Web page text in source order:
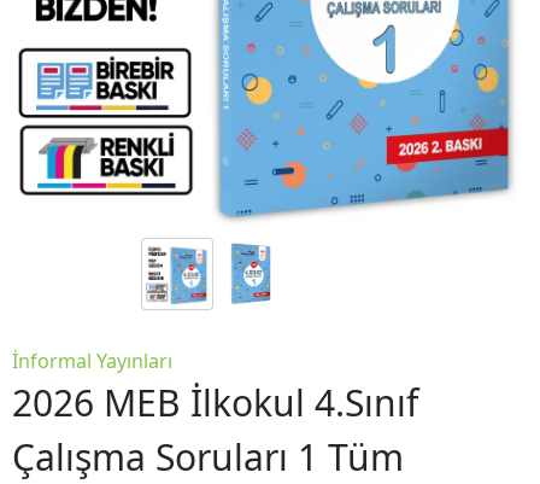
İnformal Yayınları
2026 MEB İlkokul 4.Sınıf
Çalışma Soruları 1 Tüm